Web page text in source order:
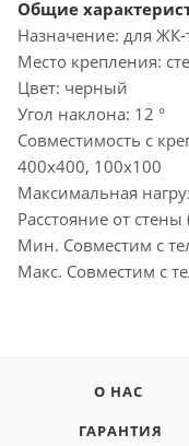
Общие
Назначение: для ЖК-
Место крепления:
Цвет: черный
Угол наклона: 12 °
Совместимость с
400x400, 100x100
Максимальная
Расстояние от
Мин. Совместим с
Макс. Совместим с
О НАС
ГАРАНТИЯ